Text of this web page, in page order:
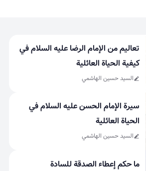
تعاليم من الإمام الرضا عليه السلام في
كيفية الحياة العائلية
السيد حسين الهاشمي
سيرة الإمام الحسن عليه السلام في
الحياة العائلية
السيد حسين الهاشمي
ما حكم إعطاء الصدقة للسادة